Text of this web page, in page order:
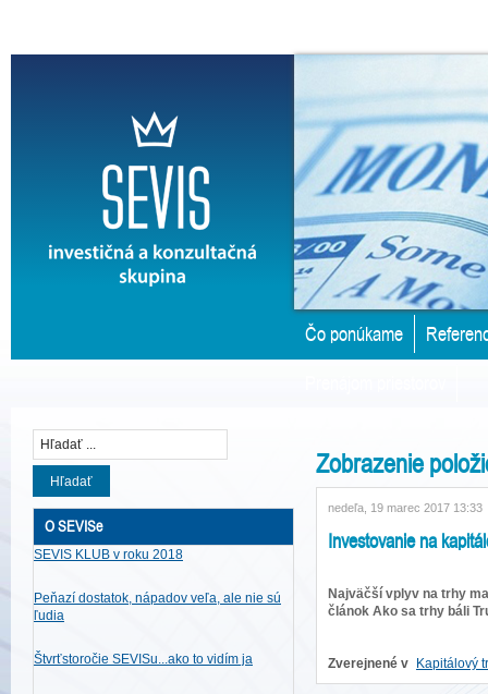
Čo ponúkame
Hľadať
O SEVISe
SEVIS KLUB v roku 2018
Peňazí dostatok, nápadov veľa, ale nie sú
ľudia
Štvrťstoročie SEVISu...ako to vidím ja
Zobrazenie
nedeľa, 19 marec 2017 13:33
Investovanie na
Najväčší vplyv na trhy
článok Ako sa trhy báli
Zverejnené v Kapitálový